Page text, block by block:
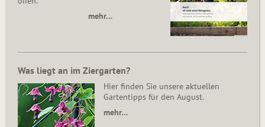
mehr…
Was liegt an im Ziergarten?
Hier finden Sie unsere aktuellen
Gartentipps für den August.
mehr…